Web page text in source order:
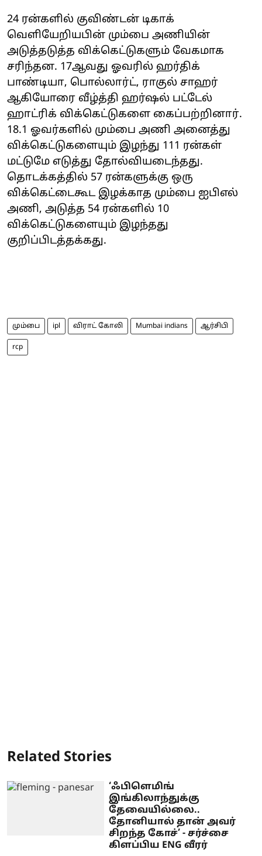
24 ரன்களில் குவிண்டன் டிகாக்
வெளியேறியபின் மும்பை அணியின்
அடுத்தடுத்த விக்கெட்டுகளும் வேகமாக
சரிந்தன. 17ஆவது ஓவரில் ஹர்திக்
பாண்டியா, பொல்லார்ட், ராகுல் சாஹர்
ஆகியோரை வீழ்த்தி ஹர்ஷல் பட்டேல்
ஹாட்ரிக் விக்கெட்டுகளை கைப்பற்றினார்.
18.1 ஓவர்களில் மும்பை அணி அனைத்து
விக்கெட்டுகளையும் இழந்து 111 ரன்கள்
மட்டுமே எடுத்து தோல்வியடைந்தது.
தொடக்கத்தில் 57 ரன்களுக்கு ஒரு
விக்கெட்டைகூட இழக்காத மும்பை ஐபிஎல்
அணி, அடுத்த 54 ரன்களில் 10
விக்கெட்டுகளையும் இழந்தது
குறிப்பிடத்தக்கது.
மும்பை ipl விராட் கோலி Mumbai indians ஆர்சிபி
rcp
Related Stories
‘ஃபிளெமிங்
இங்கிலாந்துக்கு
தேவையில்லை..
தோனியால் தான் அவர்
சிறந்த கோச்’ - சர்ச்சை
கிளப்பிய ENG வீரர்